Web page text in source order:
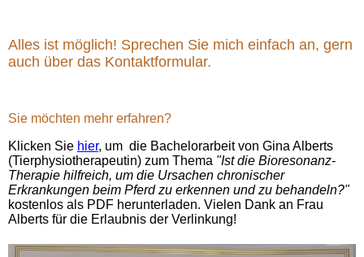
Alles ist möglich! Sprechen Sie mich einfach an, gern
auch über das Kontaktformular.
Sie möchten mehr erfahren?
Klicken Sie hier, um die Bachelorarbeit von Gina Alberts
(Tierphysiotherapeutin) zum Thema "Ist die Bioresonanz-
Therapie hilfreich, um die Ursachen chronischer
Erkrankungen beim Pferd zu erkennen und zu behandeln?"
kostenlos als PDF herunterladen. Vielen Dank an Frau
Alberts für die Erlaubnis der Verlinkung!